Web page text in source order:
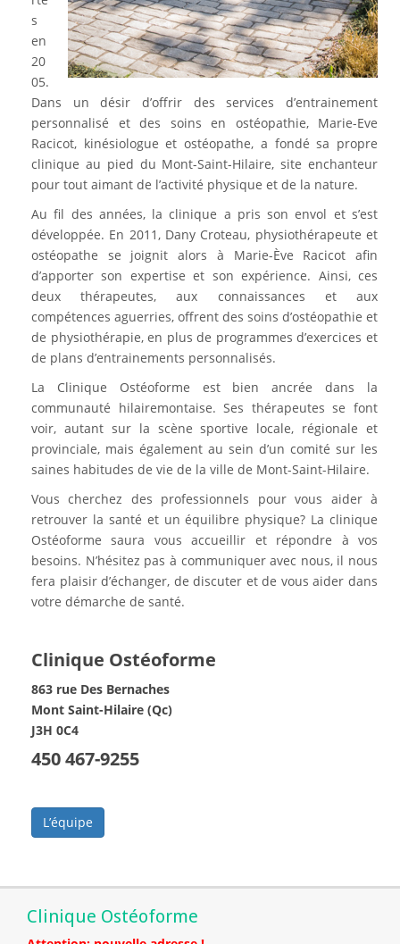
s
en
20
05.
Dans un désir d’offrir des services d’entrainement
personnalisé et des soins en ostéopathie, Marie-Eve
Racicot, kinésiologue et ostéopathe, a fondé sa propre
clinique au pied du Mont-Saint-Hilaire, site enchanteur
pour tout aimant de l’activité physique et de la nature.
Au fil des années, la clinique a pris son envol et s’est
développée. En 2011, Dany Croteau, physiothérapeute et
ostéopathe se joignit alors à Marie-Ève Racicot afin
d’apporter son expertise et son expérience. Ainsi, ces
deux thérapeutes, aux connaissances et aux
compétences aguerries, offrent des soins d’ostéopathie et
de physiothérapie, en plus de programmes d’exercices et
de plans d’entrainements personnalisés.
La Clinique Ostéoforme est bien ancrée dans la
communauté hilairemontaise. Ses thérapeutes se font
voir, autant sur la scène sportive locale, régionale et
provinciale, mais également au sein d’un comité sur les
saines habitudes de vie de la ville de Mont-Saint-Hilaire.
Vous cherchez des professionnels pour vous aider à
retrouver la santé et un équilibre physique? La clinique
Ostéoforme saura vous accueillir et répondre à vos
besoins. N’hésitez pas à communiquer avec nous, il nous
fera plaisir d’échanger, de discuter et de vous aider dans
votre démarche de santé.
Clinique Ostéoforme
863 rue Des Bernaches
Mont Saint-Hilaire (Qc)
J3H 0C4
450 467-9255
L’équipe
Clinique Ostéoforme